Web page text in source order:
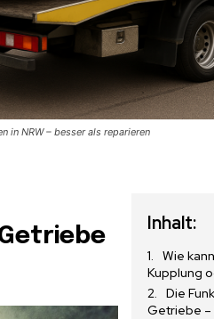
in NRW – besser als reparieren
Inhalt:
Wie
Kupplung
Die
Getriebe –